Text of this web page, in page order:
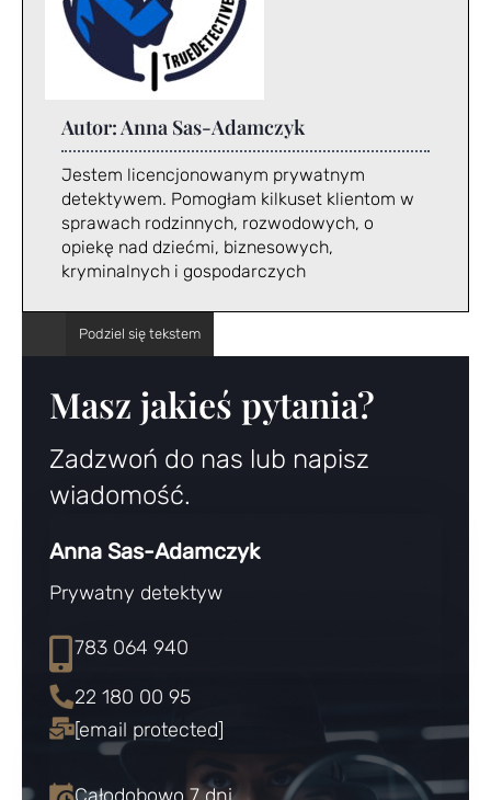
Autor:Anna Sas-Adamczyk
Jestem licencjonowanym prywatnym
detektywem. Pomogłam kilkuset klientom w
sprawach rodzinnych, rozwodowych, o
opiekę nad dziećmi, biznesowych,
kryminalnych i gospodarczych
Masz jakieś pytania?
Zadzwoń do nas lub napisz
wiadomość.
Anna Sas-Adamczyk
Prywatny detektyw
783 064 940
22 180 00 95
[email protected]